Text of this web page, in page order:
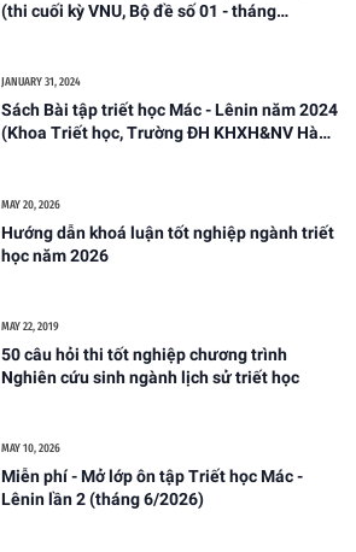
(thi cuối kỳ VNU, Bộ đề số 01 - tháng
JANUARY 31, 2024
Sách Bài tập triết học Mác - Lênin năm 2024
(Khoa Triết học, Trường ĐH KHXH&NV Hà
MAY 20, 2026
Hướng dẫn khoá luận tốt nghiệp ngành triết
học năm 2026
MAY 22, 2019
50 câu hỏi thi tốt nghiệp chương trình
Nghiên cứu sinh ngành lịch sử triết học
MAY 10, 2026
Miễn phí - Mở lớp ôn tập Triết học Mác -
Lênin lần 2 (tháng 6/2026)